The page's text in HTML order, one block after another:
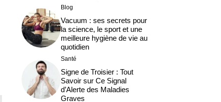
Blog
Vacuum : ses secrets pour
la science, le sport et une
meilleure hygiène de vie au
quotidien
Santé
Signe de Troisier : Tout
Savoir sur Ce Signal
d’Alerte des Maladies
Graves